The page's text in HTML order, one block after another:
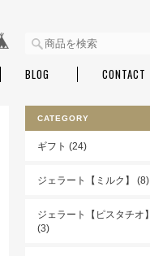
BLOG CONTACT
CATEGORY
ギフト (24)
ジェラート【ミルク】 (8)
ジェラート【ピスタチオ】
(3)